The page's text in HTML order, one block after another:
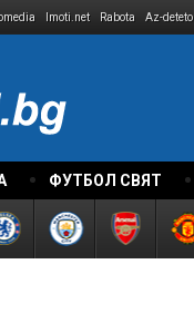
Imoti.net Rabota Az-deteto
ФУТБОЛ СВЯТ